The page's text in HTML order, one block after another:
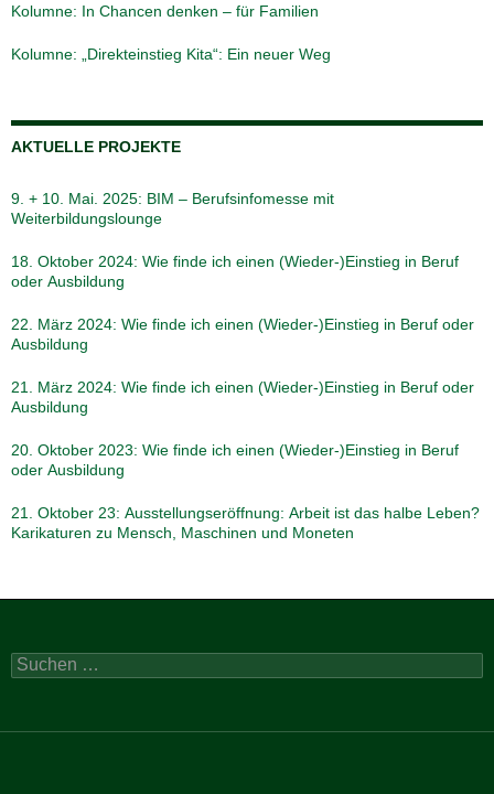
Kolumne: In Chancen denken – für Familien
Kolumne: „Direkteinstieg Kita“: Ein neuer Weg
AKTUELLE PROJEKTE
9. + 10. Mai. 2025: BIM – Berufsinfomesse mit
Weiterbildungslounge
18. Oktober 2024: Wie finde ich einen (Wieder-)Einstieg in Beruf
oder Ausbildung
22. März 2024: Wie finde ich einen (Wieder-)Einstieg in Beruf oder
Ausbildung
21. März 2024: Wie finde ich einen (Wieder-)Einstieg in Beruf oder
Ausbildung
20. Oktober 2023: Wie finde ich einen (Wieder-)Einstieg in Beruf
oder Ausbildung
21. Oktober 23: Ausstellungseröffnung: Arbeit ist das halbe Leben?
Karikaturen zu Mensch, Maschinen und Moneten
Suchen
nach: